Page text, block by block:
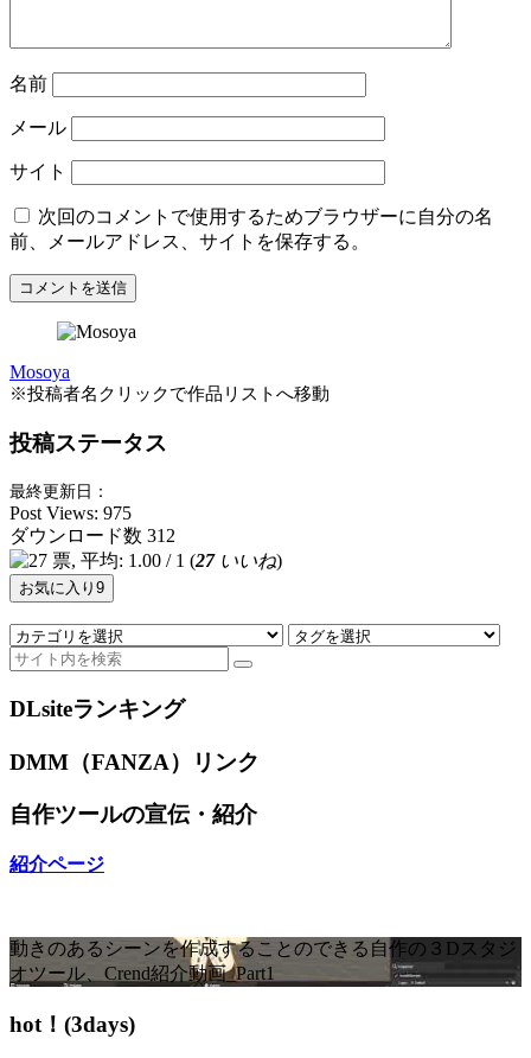
名前
メール
サイト
次回のコメントで使用するためブラウザーに自分の名
前、メールアドレス、サイトを保存する。
Mosoya
※投稿者名クリックで作品リストへ移動
投稿ステータス
最終更新日：
Post Views: 975
ダウンロード数 312
(27いいね)
お気に入り 9
DLsiteランキング
DMM（FANZA）リンク
自作ツールの宣伝・紹介
紹介ページ
動きのあるシーンを作成することのできる自作の３Dスタジ
オツール、Crend紹介動画_Part1
hot！(3days)